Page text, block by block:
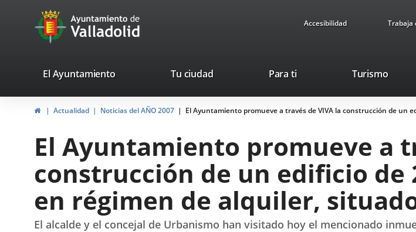
Portal
Web
Ayuntamiento
de
Accesibilidad Trabaja
valladolid.es
El Ayuntamiento Tu ciudad Para ti TurismoThis
will
open
pop-
up
HomeActualidad Noticias del AÑO 2007 El Ayuntamiento promueve a través de VIVA la construcción de un
El Ayuntamiento promueve a
construcción de un edificio de
en régimen de alquiler,
El alcalde y el concejal de Urbanismo han visitado hoy el mencionado